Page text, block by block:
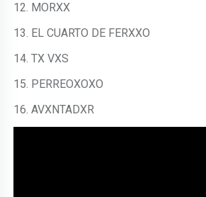
12. MORXX
13. EL CUARTO DE FERXXO
14. TX VXS
15. PERREOXOXO
16. AVXNTADXR